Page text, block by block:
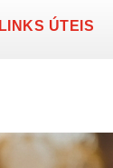
LINKS ÚTEIS